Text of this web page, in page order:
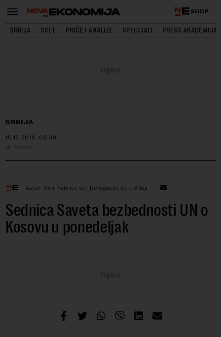
SHOP
SRBIJA SVET PRIČE I ANALIZE SPECIJALI PRESS AKADEMIJA
SRBIJA
15.12.2018. 09:39
Tanjug
Autor: Sem Fabrici, šef Delegacije EU u Srbiji
Sednica Saveta bezbednosti UN o
Kosovu u ponedeljak